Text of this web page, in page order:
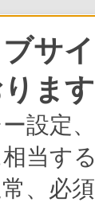
サ
ます
設定
当す
、必